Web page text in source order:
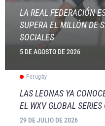
LA REAL FEDERACIÓN
SUPERA EL MILLÓN DE
SOCIALES
5 DE AGOSTO DE 2026
Ferugby
LAS LEONAS YA
EL WXV GLOBAL
29 DE JULIO DE 2026